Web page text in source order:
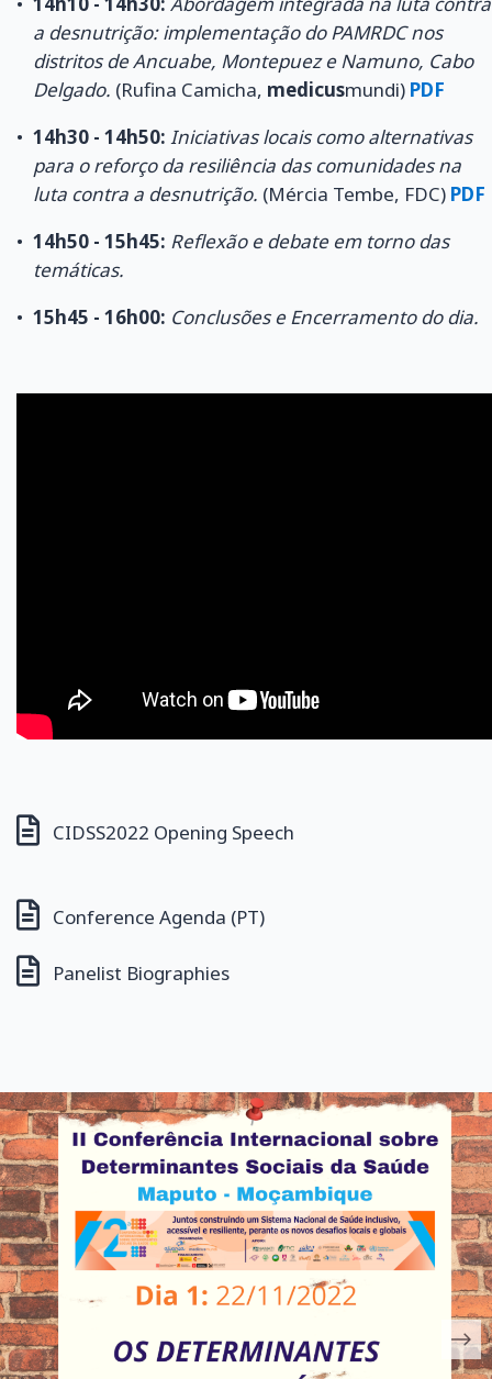
a desnutrição: implementação do PAMRDC nos
distritos de Ancuabe, Montepuez e Namuno, Cabo
Delgado. (Rufina Camicha, medicusmundi) PDF
14h30 - 14h50: Iniciativas locais como alternativas
para o reforço da resiliência das comunidades na
luta contra a desnutrição. (Mércia Tembe, FDC) PDF
14h50 - 15h45: Reflexão e debate em torno das
temáticas.
15h45 - 16h00: Conclusões e Encerramento do dia.
CIDSS2022 Opening Speech
Conference Agenda (PT)
Panelist Biographies